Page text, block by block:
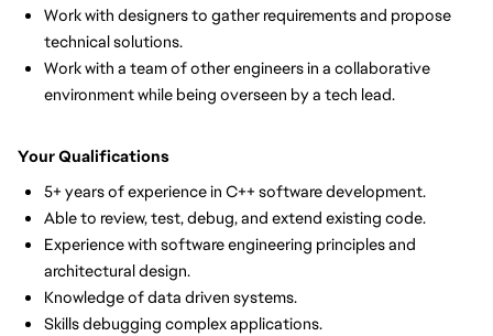
Work with designers to gather requirements and propose
technical solutions.
Work with a team of other engineers in a collaborative
environment while being overseen by a tech lead.
Your Qualifications
5+ years of experience in C++ software development.
Able to review, test, debug, and extend existing code.
Experience with software engineering principles and
architectural design.
Knowledge of data driven systems.
Skills debugging complex applications.